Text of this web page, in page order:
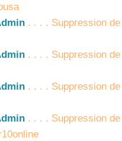
. . . . Suppression de
. . . . Suppression de
. . . . Suppression de
. . . . Suppression de